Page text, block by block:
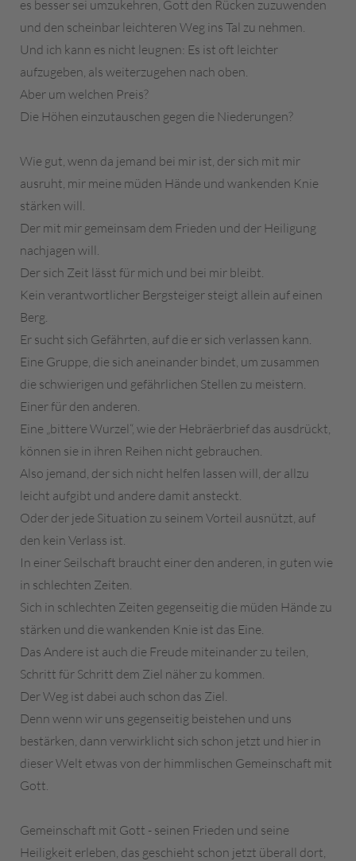
es besser sei umzukehren, Gott den Rücken zuzuwenden
und den scheinbar leichteren Weg ins Tal zu nehmen.
Und ich kann es nicht leugnen: Es ist oft leichter
aufzugeben, als weiterzugehen nach oben.
Aber um welchen Preis?
Die Höhen einzutauschen gegen die Niederungen?
Wie gut, wenn da jemand bei mir ist, der sich mit mir
ausruht, mir meine müden Hände und wankenden Knie
stärken will.
Der mit mir gemeinsam dem Frieden und der Heiligung
nachjagen will.
Der sich Zeit lässt für mich und bei mir bleibt.
Kein verantwortlicher Bergsteiger steigt allein auf einen
Berg.
Er sucht sich Gefährten, auf die er sich verlassen kann.
Eine Gruppe, die sich aneinander bindet, um zusammen
die schwierigen und gefährlichen Stellen zu meistern.
Einer für den anderen.
Eine „bittere Wurzel“, wie der Hebräerbrief das ausdrückt,
können sie in ihren Reihen nicht gebrauchen.
Also jemand, der sich nicht helfen lassen will, der allzu
leicht aufgibt und andere damit ansteckt.
Oder der jede Situation zu seinem Vorteil ausnützt, auf
den kein Verlass ist.
In einer Seilschaft braucht einer den anderen, in guten wie
in schlechten Zeiten.
Sich in schlechten Zeiten gegenseitig die müden Hände zu
stärken und die wankenden Knie ist das Eine.
Das Andere ist auch die Freude miteinander zu teilen,
Schritt für Schritt dem Ziel näher zu kommen.
Der Weg ist dabei auch schon das Ziel.
Denn wenn wir uns gegenseitig beistehen und uns
bestärken, dann verwirklicht sich schon jetzt und hier in
dieser Welt etwas von der himmlischen Gemeinschaft mit
Gott.
Gemeinschaft mit Gott - seinen Frieden und seine
Heiligkeit erleben, das geschieht schon jetzt überall dort,